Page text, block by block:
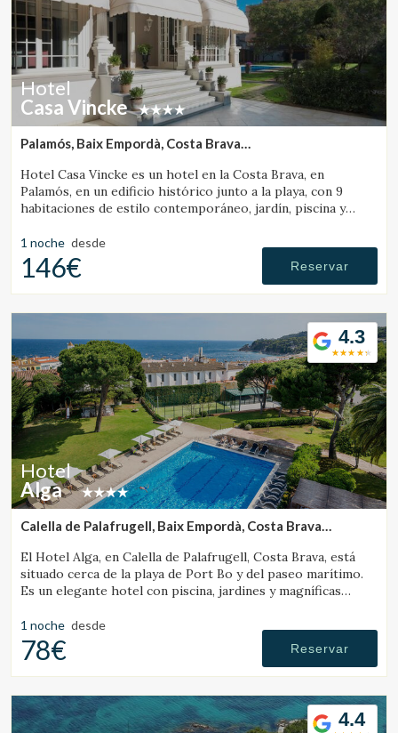
Hotel
Casa Vincke
Palamós, Baix Empordà, Costa Brava
Hotel Casa Vincke es un hotel en la Costa Brava, en
Palamós, en un edificio histórico junto a la playa, con 9
habitaciones de estilo contemporáneo, jardín, piscina y
1 noche desde
146€ Reservar
4.3
Hotel
Alga
Calella de Palafrugell, Baix Empordà, Costa Brava
El Hotel Alga, en Calella de Palafrugell, Costa Brava, está
situado cerca de la playa de Port Bo y del paseo marítimo.
Es un elegante hotel con piscina, jardines y magníficas
1 noche desde
78€ Reservar
4.4
Modificar cookies